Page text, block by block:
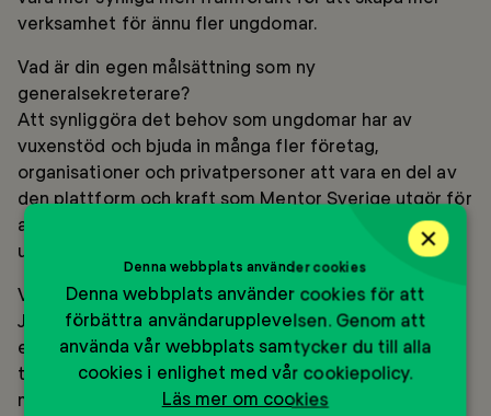
verksamhet för ännu fler ungdomar.
Vad är din egen målsättning som ny
generalsekreterare?
Att synliggöra det behov som ungdomar har av
vuxenstöd och bjuda in många fler företag,
organisationer och privatpersoner att vara en del av
den plattform och kraft som Mentor Sverige utgör för
att bidra till en hälsosam utveckling för våra
ungdomar.
Vilka fritidsintressen har du?
Jag älskar att vara ute i naturen och vandrar, cyklar
eller paddlar kajak så ofta det bara går, gärna
tillsammans med mina barn. I somras cyklade jag och
min nioåriga son den sista etappen längs Göta Kanal
×
Denna webbplats använder cookies
Denna webbplats använder cookies för att
förbättra användarupplevelsen. Genom att
använda vår webbplats samtycker du till alla
cookies i enlighet med vår cookiepolicy.
Läs mer om cookies